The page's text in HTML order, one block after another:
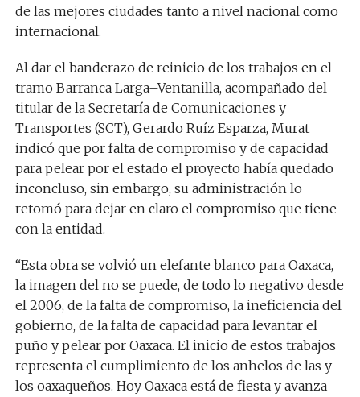
de las mejores ciudades tanto a nivel nacional como
internacional.
Al dar el banderazo de reinicio de los trabajos en el
tramo Barranca Larga–Ventanilla, acompañado del
titular de la Secretaría de Comunicaciones y
Transportes (SCT), Gerardo Ruíz Esparza, Murat
indicó que por falta de compromiso y de capacidad
para pelear por el estado el proyecto había quedado
inconcluso, sin embargo, su administración lo
retomó para dejar en claro el compromiso que tiene
con la entidad.
“Esta obra se volvió un elefante blanco para Oaxaca,
la imagen del no se puede, de todo lo negativo desde
el 2006, de la falta de compromiso, la ineficiencia del
gobierno, de la falta de capacidad para levantar el
puño y pelear por Oaxaca. El inicio de estos trabajos
representa el cumplimiento de los anhelos de las y
los oaxaqueños. Hoy Oaxaca está de fiesta y avanza